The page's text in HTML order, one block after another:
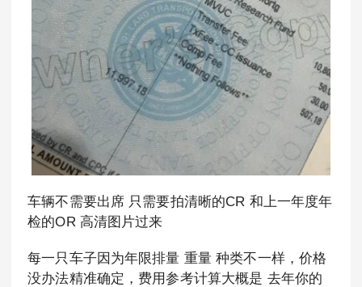
车辆不需要出席 只需要拍清晰的CR 和上一年度年
检的OR 高清图片过来
每一只车子因为年限排量 重量 种类不一样，价格
没办法精准确定，费用参考计算大概是 去年你的